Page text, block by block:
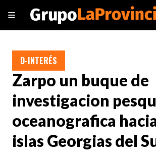
Zarpo un buque de
investigacion
oceanografica
islas Georgias del
D-INTERÉS